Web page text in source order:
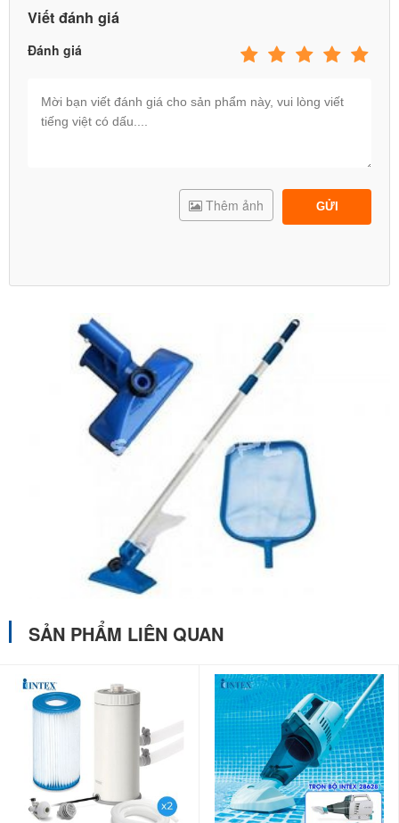
Viết đánh giá
Đánh giá
GỬI
Thêm ảnh
SẢN PHẨM LIÊN QUAN